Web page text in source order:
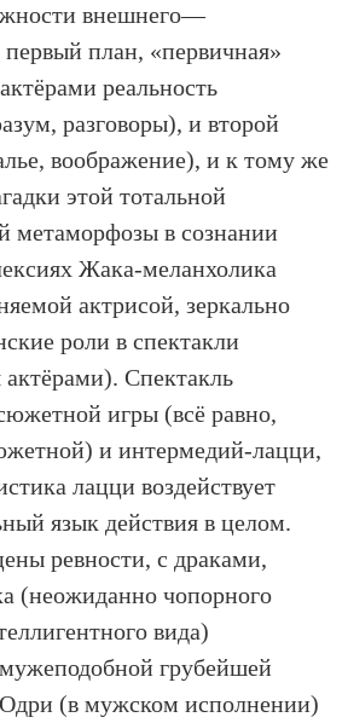
внешнего—
первый план, «первичная»
реальность
разговоры), и второй
воображение), и к тому же
этой тотальной
метаморфозы в сознании
Жака-меланхолика
актрисой, зеркально
роли в спектакли
Спектакль
игры (всё равно,
и интермедий-лацци,
лацци воздействует
язык действия в целом.
ревности, с драками,
(неожиданно чопорного
вида)
грубейшей
Одри (в мужском исполнении)